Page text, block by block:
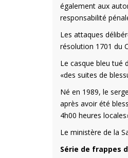
également aux
responsabilité
Les attaques
résolution 1701 du
Le casque bleu tué
«des suites de
Né en 1989, le
après avoir été
4h00 heures
Le ministère de la
Série de frappes